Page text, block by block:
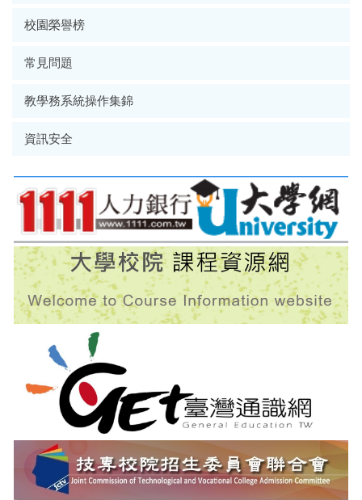
校園榮譽榜
常見問題
教學務系統操作集錦
資訊安全